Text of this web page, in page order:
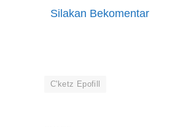
Silakan Bekomentar
C'ketz Epofill